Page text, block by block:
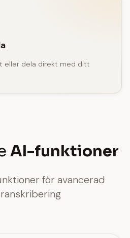
eller dela direkt med ditt
AI-funktioner
för avancerad